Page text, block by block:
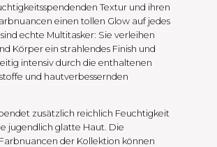
Textur und ihren
einen tollen Glow auf jedes
echte Multitasker: Sie verleihen
Körper ein strahlendes Finish und
intensiv durch die enthaltenen
und hautverbessernden
zusätzlich reichlich Feuchtigkeit
jugendlich glatte Haut. Die
der Kollektion können